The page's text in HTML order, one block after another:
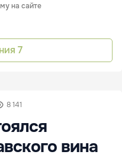
на сайте
7
8 141
вина